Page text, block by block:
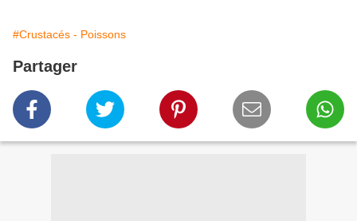
#Crustacés - Poissons
Partager